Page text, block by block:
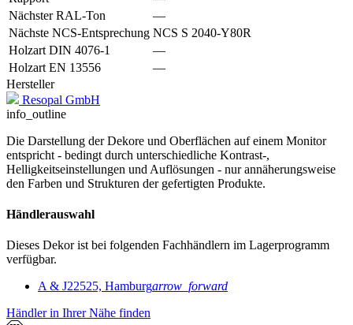
Nächster RAL-Ton
—
Nächste NCS-Entsprechung NCS S 2040-Y80R
Holzart DIN 4076-1
—
Holzart EN 13556
—
Hersteller
Resopal GmbH
info_outline
Die Darstellung der Dekore und Oberflächen auf einem Monitor
entspricht - bedingt durch unterschiedliche Kontrast-,
Helligkeitseinstellungen und Auflösungen - nur annäherungsweise
den Farben und Strukturen der gefertigten Produkte.
Händlerauswahl
Dieses Dekor ist bei folgenden Fachhändlern im Lagerprogramm
verfügbar.
A & J22525, Hamburgarrow_forward
Händler in Ihrer Nähe finden